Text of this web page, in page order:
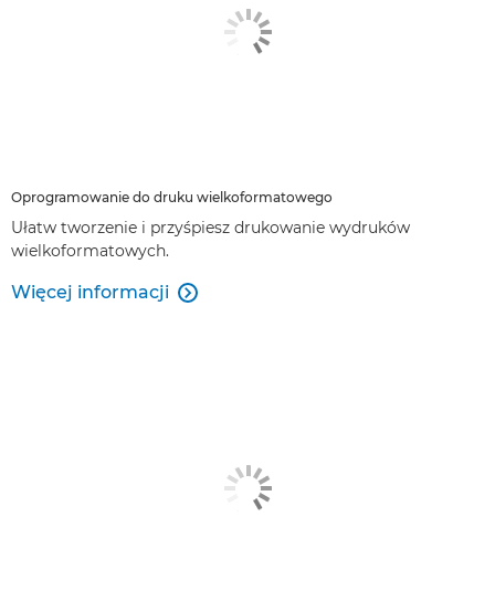
Oprogramowanie do druku wielkoformatowego
Ułatw tworzenie i przyśpiesz drukowanie wydruków
wielkoformatowych.
Więcej informacji 